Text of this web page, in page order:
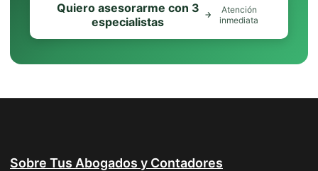
Quiero asesorarme con 3
especialistas
Atención
inmediata
Sobre Tus Abogados y Contadores